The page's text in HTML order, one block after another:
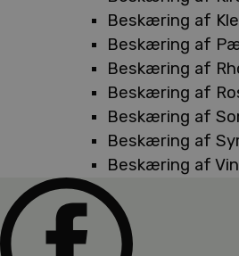
Beskæring af
Beskæring af
Beskæring af
Beskæring af
Beskæring af
Beskæring af
Beskæring af